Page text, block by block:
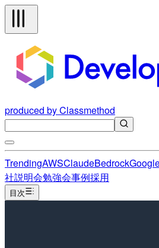
produced by Classmethod
TrendingAWSClaudeBedrock
社説明会勉強会事例採用
目次